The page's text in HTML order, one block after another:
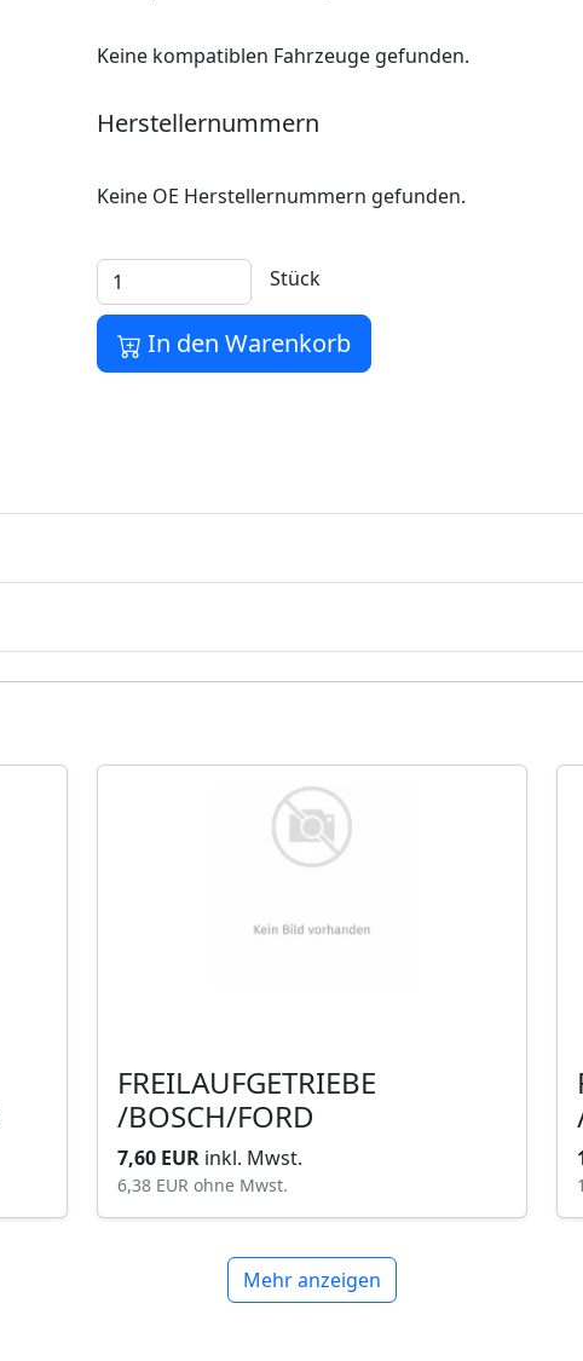
Keine kompatiblen Fahrzeuge gefunden.
Herstellernummern
Keine OE Herstellernummern gefunden.
Stück
In den Warenkorb
FREILAUFGETRIEBE
/BOSCH/FORD
7,60 EUR inkl. Mwst.
6,38 EUR ohne Mwst.
Mehr anzeigen